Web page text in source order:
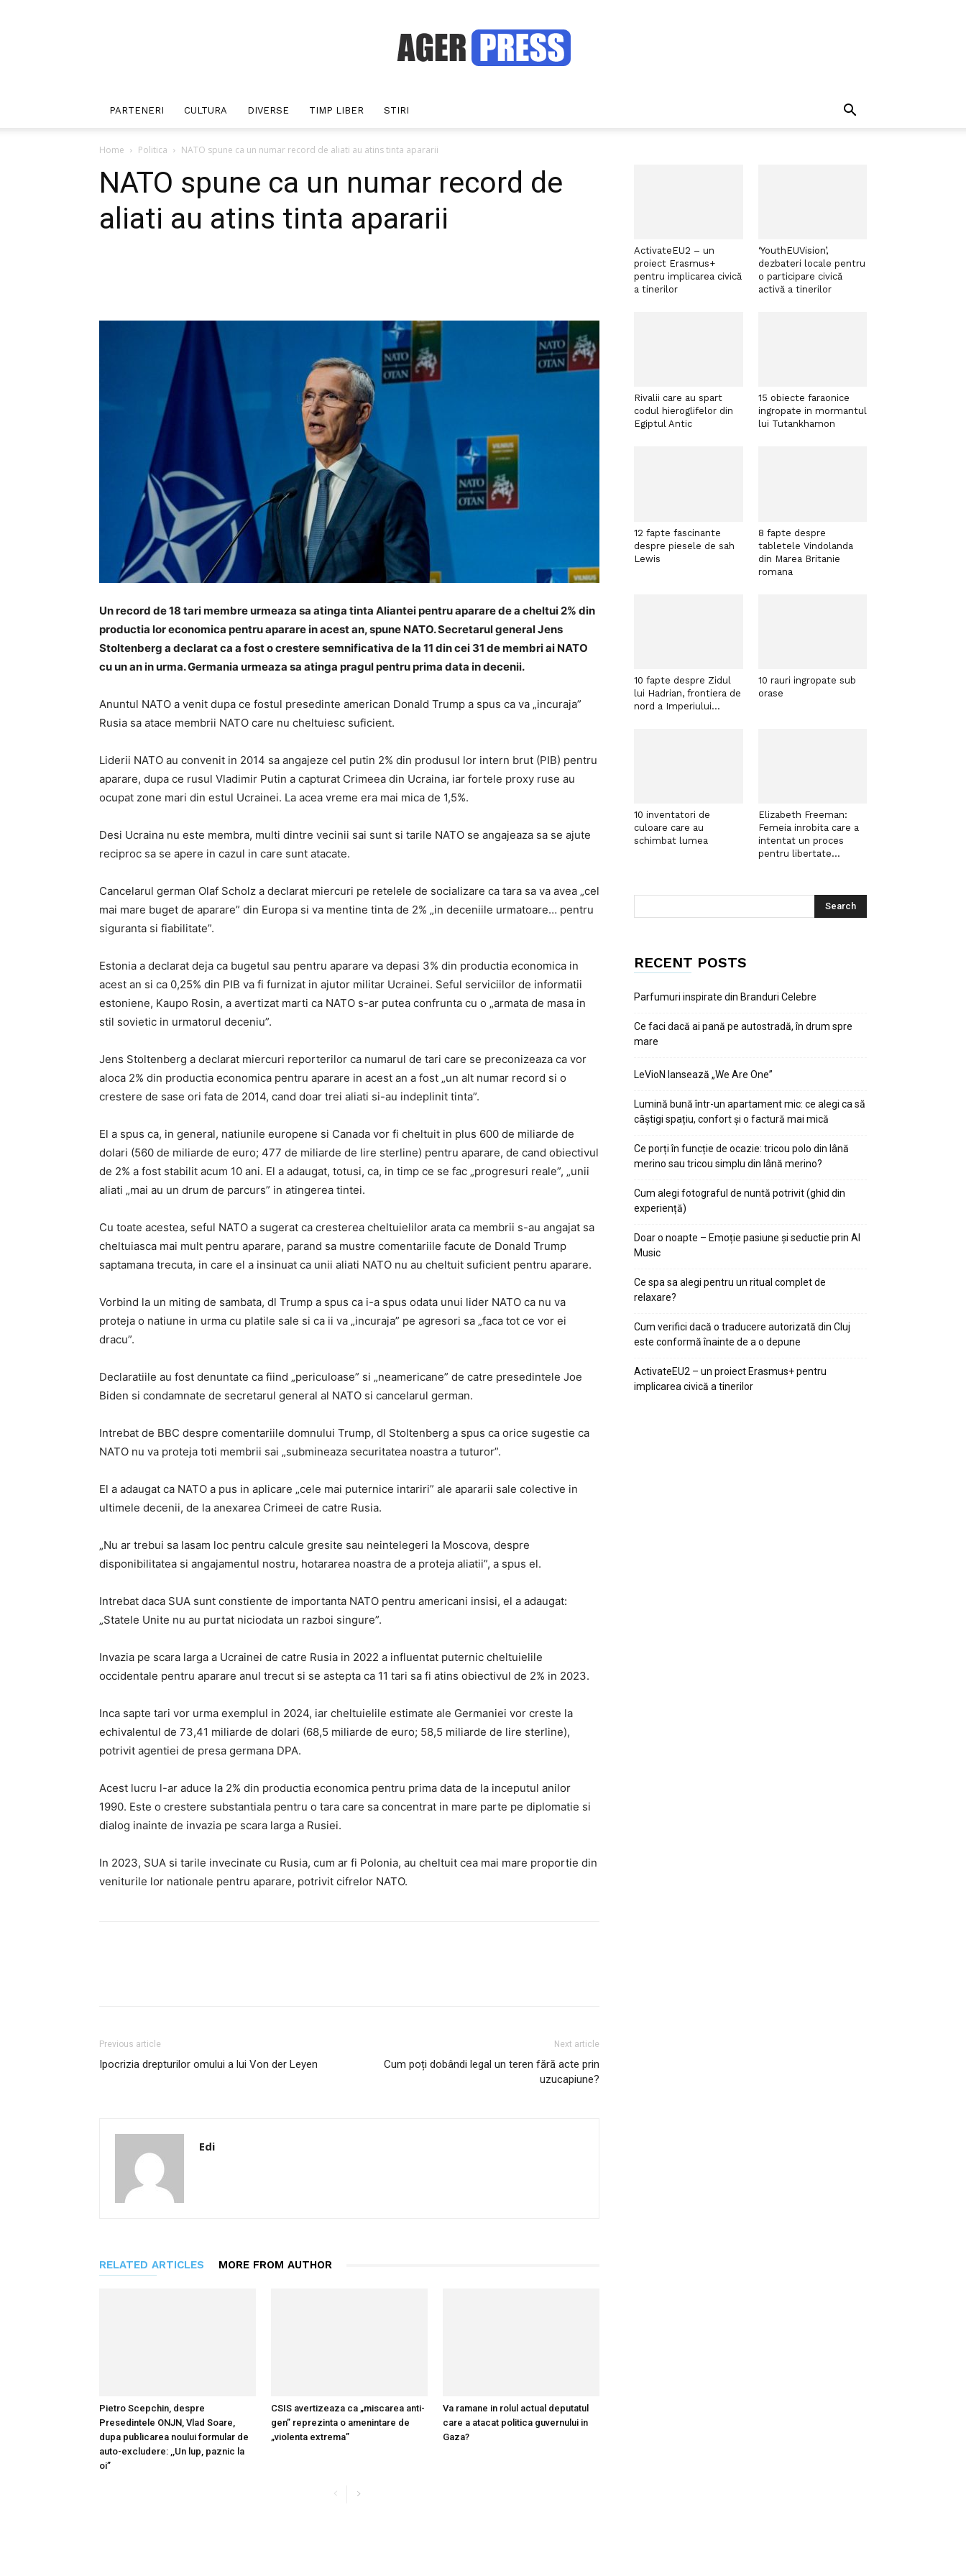
PARTENERI CULTURA DIVERSE TIMP LIBER STIRI
Home Politica NATO spune ca un numar record de aliati au atins tinta apararii
NATO spune ca un numar record de
aliati au atins tinta apararii
Un record de 18 tari membre urmeaza sa atinga tinta Aliantei pentru aparare de a cheltui 2% din
productia lor economica pentru aparare in acest an, spune NATO. Secretarul general Jens
Stoltenberg a declarat ca a fost o crestere semnificativa de la 11 din cei 31 de membri ai NATO
cu un an in urma. Germania urmeaza sa atinga pragul pentru prima data in decenii.
Anuntul NATO a venit dupa ce fostul presedinte american Donald Trump a spus ca va „incuraja”
Rusia sa atace membrii NATO care nu cheltuiesc suficient.
Liderii NATO au convenit in 2014 sa angajeze cel putin 2% din produsul lor intern brut (PIB) pentru
aparare, dupa ce rusul Vladimir Putin a capturat Crimeea din Ucraina, iar fortele proxy ruse au
ocupat zone mari din estul Ucrainei. La acea vreme era mai mica de 1,5%.
Desi Ucraina nu este membra, multi dintre vecinii sai sunt si tarile NATO se angajeaza sa se ajute
reciproc sa se apere in cazul in care sunt atacate.
Cancelarul german Olaf Scholz a declarat miercuri pe retelele de socializare ca tara sa va avea „cel
mai mare buget de aparare” din Europa si va mentine tinta de 2% „in deceniile urmatoare… pentru
siguranta si fiabilitate”.
Estonia a declarat deja ca bugetul sau pentru aparare va depasi 3% din productia economica in
acest an si ca 0,25% din PIB va fi furnizat in ajutor militar Ucrainei. Seful serviciilor de informatii
estoniene, Kaupo Rosin, a avertizat marti ca NATO s-ar putea confrunta cu o „armata de masa in
stil sovietic in urmatorul deceniu”.
Jens Stoltenberg a declarat miercuri reporterilor ca numarul de tari care se preconizeaza ca vor
aloca 2% din productia economica pentru aparare in acest an a fost „un alt numar record si o
crestere de sase ori fata de 2014, cand doar trei aliati si-au indeplinit tinta”.
El a spus ca, in general, natiunile europene si Canada vor fi cheltuit in plus 600 de miliarde de
dolari (560 de miliarde de euro; 477 de miliarde de lire sterline) pentru aparare, de cand obiectivul
de 2% a fost stabilit acum 10 ani. El a adaugat, totusi, ca, in timp ce se fac „progresuri reale”, „unii
aliati „mai au un drum de parcurs” in atingerea tintei.
Cu toate acestea, seful NATO a sugerat ca cresterea cheltuielilor arata ca membrii s-au angajat sa
cheltuiasca mai mult pentru aparare, parand sa mustre comentariile facute de Donald Trump
saptamana trecuta, in care el a insinuat ca unii aliati NATO nu au cheltuit suficient pentru aparare.
Vorbind la un miting de sambata, dl Trump a spus ca i-a spus odata unui lider NATO ca nu va
proteja o natiune in urma cu platile sale si ca ii va „incuraja” pe agresori sa „faca tot ce vor ei
dracu”.
Declaratiile au fost denuntate ca fiind „periculoase” si „neamericane” de catre presedintele Joe
Biden si condamnate de secretarul general al NATO si cancelarul german.
Intrebat de BBC despre comentariile domnului Trump, dl Stoltenberg a spus ca orice sugestie ca
NATO nu va proteja toti membrii sai „submineaza securitatea noastra a tuturor”.
El a adaugat ca NATO a pus in aplicare „cele mai puternice intariri” ale apararii sale colective in
ultimele decenii, de la anexarea Crimeei de catre Rusia.
„Nu ar trebui sa lasam loc pentru calcule gresite sau neintelegeri la Moscova, despre
disponibilitatea si angajamentul nostru, hotararea noastra de a proteja aliatii”, a spus el.
Intrebat daca SUA sunt constiente de importanta NATO pentru americani insisi, el a adaugat:
„Statele Unite nu au purtat niciodata un razboi singure”.
Invazia pe scara larga a Ucrainei de catre Rusia in 2022 a influentat puternic cheltuielile
occidentale pentru aparare anul trecut si se astepta ca 11 tari sa fi atins obiectivul de 2% in 2023.
Inca sapte tari vor urma exemplul in 2024, iar cheltuielile estimate ale Germaniei vor creste la
echivalentul de 73,41 miliarde de dolari (68,5 miliarde de euro; 58,5 miliarde de lire sterline),
potrivit agentiei de presa germana DPA.
Acest lucru l-ar aduce la 2% din productia economica pentru prima data de la inceputul anilor
1990. Este o crestere substantiala pentru o tara care sa concentrat in mare parte pe diplomatie si
dialog inainte de invazia pe scara larga a Rusiei.
In 2023, SUA si tarile invecinate cu Rusia, cum ar fi Polonia, au cheltuit cea mai mare proportie din
veniturile lor nationale pentru aparare, potrivit cifrelor NATO.
Previous article
Ipocrizia drepturilor omului a lui Von der Leyen
Next article
Cum poți dobândi legal un teren fără acte prin
uzucapiune?
Edi
RELATED ARTICLES MORE FROM AUTHOR
Pietro Scepchin, despre
Presedintele ONJN, Vlad Soare,
dupa publicarea noului formular de
auto-excludere: ,,Un lup, paznic la
oi”
CSIS avertizeaza ca „miscarea anti-
gen” reprezinta o amenintare de
„violenta extrema”
Va ramane in rolul actual deputatul
care a atacat politica guvernului in
Gaza?
ActivateEU2 – un
proiect Erasmus+
pentru implicarea civică
a tinerilor
‘YouthEUVision’,
dezbateri locale pentru
o participare civică
activă a tinerilor
Rivalii care au spart
codul hieroglifelor din
Egiptul Antic
15 obiecte faraonice
ingropate in mormantul
lui Tutankhamon
12 fapte fascinante
despre piesele de sah
Lewis
8 fapte despre
tabletele Vindolanda
din Marea Britanie
romana
10 fapte despre Zidul
lui Hadrian, frontiera de
nord a Imperiului...
10 rauri ingropate sub
orase
10 inventatori de
culoare care au
schimbat lumea
Elizabeth Freeman:
Femeia inrobita care a
intentat un proces
pentru libertate...
RECENT POSTS
Parfumuri inspirate din Branduri Celebre
Ce faci dacă ai pană pe autostradă, în drum spre
mare
LeVioN lansează „We Are One”
Lumină bună într-un apartament mic: ce alegi ca să
câștigi spațiu, confort și o factură mai mică
Ce porți în funcție de ocazie: tricou polo din lână
merino sau tricou simplu din lână merino?
Cum alegi fotograful de nuntă potrivit (ghid din
experiență)
Doar o noapte – Emoție pasiune și seductie prin AI
Music
Ce spa sa alegi pentru un ritual complet de
relaxare?
Cum verifici dacă o traducere autorizată din Cluj
este conformă înainte de a o depune
ActivateEU2 – un proiect Erasmus+ pentru
implicarea civică a tinerilor